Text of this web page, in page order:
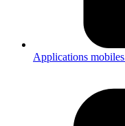
Applications mobiles